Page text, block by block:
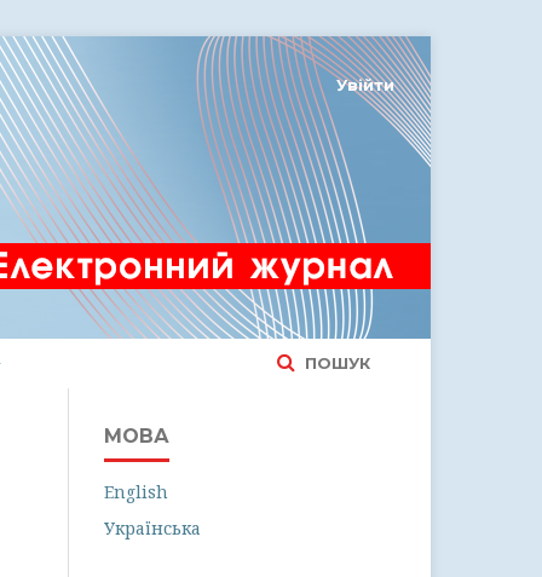
ПОШУК
Увійти
МОВА
English
Українська